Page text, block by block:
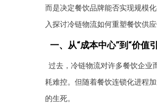
而是决定餐饮品牌能否实现规模
入探讨冷链物流如何重塑餐饮供
一、从“成本中心”到“价值
过去，冷链物流对许多餐饮企业
耗难控。但随着餐饮连锁化进程
的生死。